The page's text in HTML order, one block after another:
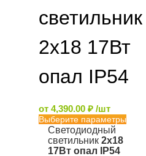
светильник
2х18 17Вт
опал IP54
от 4,390.00 ₽ /шт
Выберите параметры
Светодиодный
светильник 2х18
17Вт опал IP54